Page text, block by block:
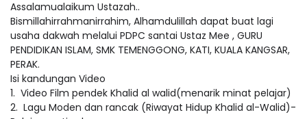
Assalamualaikum Ustazah..
Bismillahirrahmanirrahim, Alhamdulillah dapat buat lagi
usaha dakwah melalui PDPC santai Ustaz Mee , GURU
PENDIDIKAN ISLAM, SMK TEMENGGONG, KATI, KUALA KANGSAR,
PERAK.
Isi kandungan Video
1. Video Film pendek Khalid al walid(menarik minat pelajar)
2. Lagu Moden dan rancak (Riwayat Hidup Khalid al-Walid)-